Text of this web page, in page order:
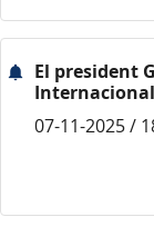
El president
Internacional
07-11-2025 /